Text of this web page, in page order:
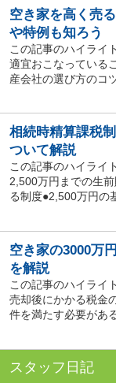
空き家を高く売
や特例も知ろう
この記事のハイライ
適宜おこなっている
産会社の選び方のコ
相続時精算課税
ついて解説
この記事のハイライ
2,500万円までの生
る制度●2,500万円の
空き家の3000万
を解説
この記事のハイライ
売却後にかかる税金
件を満たす必要があ
スタッフ日記